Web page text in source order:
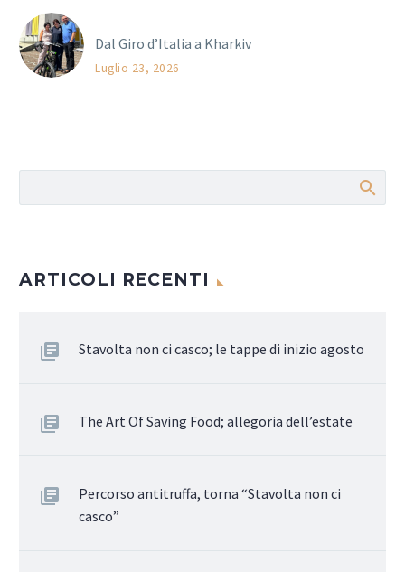
Dal Giro d’Italia a Kharkiv
Luglio 23, 2026
ARTICOLI RECENTI
Stavolta non ci casco; le tappe di inizio agosto
The Art Of Saving Food; allegoria dell’estate
Percorso antitruffa, torna “Stavolta non ci
casco”